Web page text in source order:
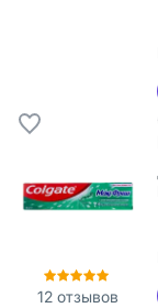
12 отзывов